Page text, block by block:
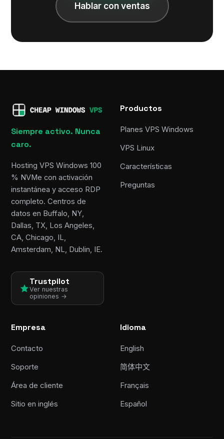
Hablar con ventas
Siempre activo. Nunca
caro.
Hosting VPS Windows 100
% NVMe con activación
instantánea y acceso RDP
completo. Centros de
datos en Buffalo, NY,
Dallas, TX, Los Angeles,
CA, Chicago, IL,
Amsterdam, NL, Dublin, IE.
Trustpilot
Ver nuestras
opiniones →
Productos
Planes VPS Windows
VPS Linux
Características
Preguntas
Empresa
Contacto
Soporte
Área de cliente
Sitio en inglés
Idioma
English
简体中文
Français
Español